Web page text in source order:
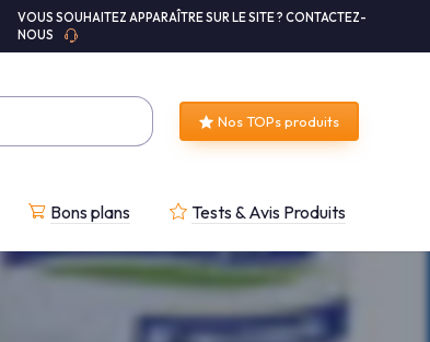
VOUS SOUHAITEZ APPARAÎTRE SUR LE SITE ? CONTACTEZ-
NOUS
Nos TOPs produits
Bons plans Tests & Avis Produits